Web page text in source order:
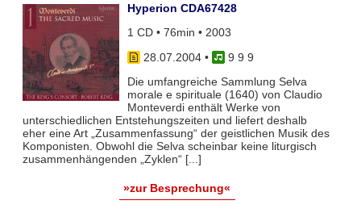
Hyperion CDA67428
1 CD • 76min • 2003
28.07.2004•
9 9 9
Die umfangreiche Sammlung Selva
morale e spirituale (1640) von Claudio
Monteverdi enthält Werke von
unterschiedlichen Entstehungszeiten und liefert deshalb
eher eine Art „Zusammenfassung“ der geistlichen Musik des
Komponisten. Obwohl die Selva scheinbar keine liturgisch
zusammenhängenden „Zyklen“ [...]
»zur Besprechung«